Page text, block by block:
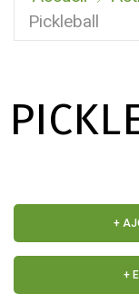
Pickleball
+
+